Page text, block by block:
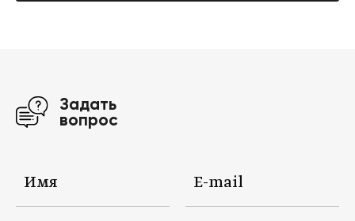
Задать
вопрос